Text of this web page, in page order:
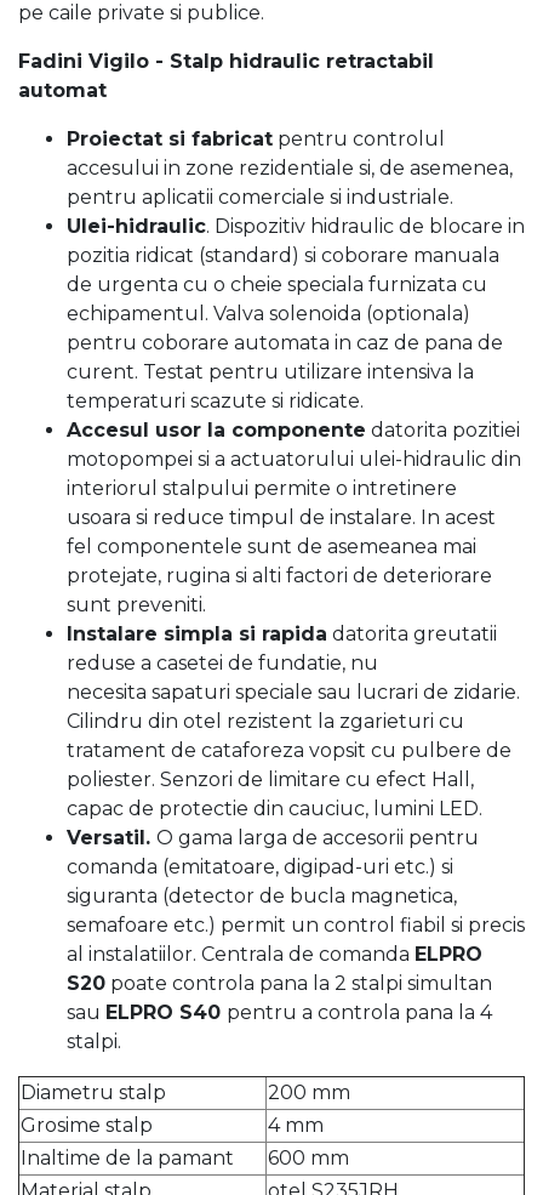
pe caile private si publice.
Fadini Vigilo - Stalp hidraulic retractabil
automat
Proiectat si fabricat pentru controlul
accesului in zone rezidentiale si, de asemenea,
pentru aplicatii comerciale si industriale.
Ulei-hidraulic. Dispozitiv hidraulic de blocare in
pozitia ridicat (standard) si coborare manuala
de urgenta cu o cheie speciala furnizata cu
echipamentul. Valva solenoida (optionala)
pentru coborare automata in caz de pana de
curent. Testat pentru utilizare intensiva la
temperaturi scazute si ridicate.
Accesul usor la componente datorita pozitiei
motopompei si a actuatorului ulei-hidraulic din
interiorul stalpului permite o intretinere
usoara si reduce timpul de instalare. In acest
fel componentele sunt de asemeanea mai
protejate, rugina si alti factori de deteriorare
sunt preveniti.
Instalare simpla si rapida datorita greutatii
reduse a casetei de fundatie, nu
necesita sapaturi speciale sau lucrari de zidarie.
Cilindru din otel rezistent la zgarieturi cu
tratament de cataforeza vopsit cu pulbere de
poliester. Senzori de limitare cu efect Hall,
capac de protectie din cauciuc, lumini LED.
Versatil. O gama larga de accesorii pentru
comanda (emitatoare, digipad-uri etc.) si
siguranta (detector de bucla magnetica,
semafoare etc.) permit un control fiabil si precis
al instalatiilor. Centrala de comanda ELPRO
S20 poate controla pana la 2 stalpi simultan
sau ELPRO S40 pentru a controla pana la 4
stalpi.
Diametru stalp
200 mm
Grosime stalp
4 mm
Inaltime de la pamant
600 mm